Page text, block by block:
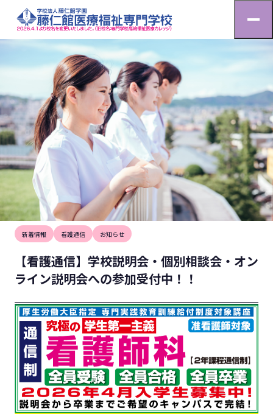
お知らせ
HOME お知らせ 【看護通信】学校説明会・個別相談会・オンライン説明会
2025.5.5
新着情報 看護通信 お知らせ
【看護通信】学校説明会・個別相談会・オン
ライン説明会への参加受付中！！